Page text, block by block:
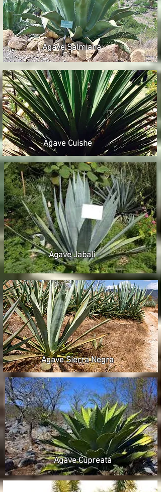
Agave Salmiana
Agave Cuishe
Agave Jabali
Agave Sierra Negra
Agave Cupreata